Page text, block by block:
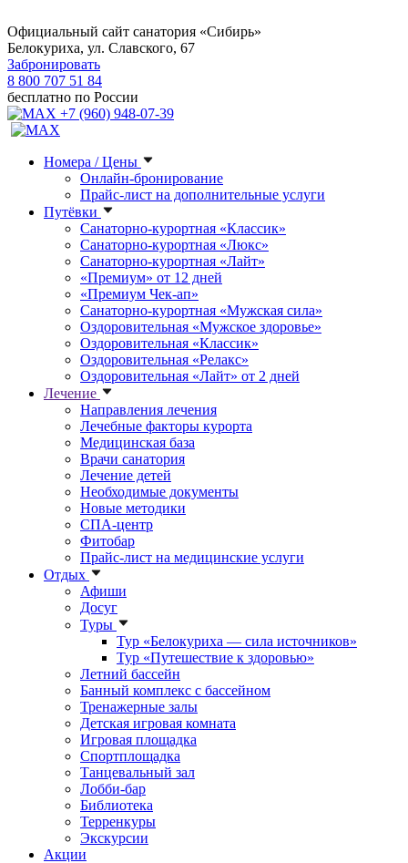
Официальный сайт санатория «Сибирь»
Белокуриха, ул. Славского, 67
Забронировать
8 800 707 51 84
бесплатно по России
+7 (960) 948-07-39
Номера / Цены
Онлайн-бронирование
Прайс-лист на дополнительные услуги
Путёвки
Санаторно-курортная «Классик»
Санаторно-курортная «Люкс»
Санаторно-курортная «Лайт»
«Премиум» от 12 дней
«Премиум Чек-ап»
Санаторно-курортная «Мужская сила»
Оздоровительная «Мужское здоровье»
Оздоровительная «Классик»
Оздоровительная «Релакс»
Оздоровительная «Лайт» от 2 дней
Лечение
Направления лечения
Лечебные факторы курорта
Медицинская база
Врачи санатория
Лечение детей
Необходимые документы
Новые методики
СПА-центр
Фитобар
Прайс-лист на медицинские услуги
Отдых
Афиши
Досуг
Туры
Тур «Белокуриха — сила источников»
Тур «Путешествие к здоровью»
Летний бассейн
Банный комплекс с бассейном
Тренажерные залы
Детская игровая комната
Игровая площадка
Спортплощадка
Танцевальный зал
Лобби-бар
Библиотека
Терренкуры
Экскурсии
Акции